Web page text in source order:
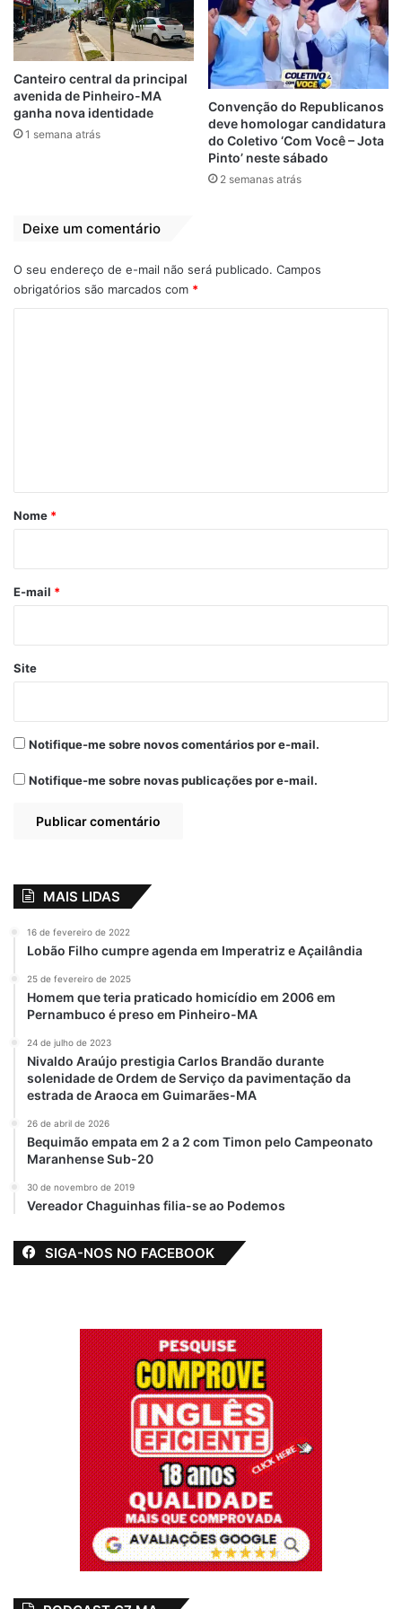
Dra. Rosária de Fátima Almeida Duarte –
Juíza de Direito
Dra. Ana Paula Carvalho – Juíza de Paz
Dra. Idália Alves do nascimento Abraão
– Delegatária do 3º Cartório.
Para a vereadora Fátima Araújo, o evento
superou as expectativas dos organizadores
realizado por dezenas de casais. Essa
casais e no ano quem vem vamos solicitar
Judiciário Maranhense mais dezenas de
vamos ajudar a fazer da melhor forma
possível”, destacou a vereadora.
Casamentos comunitários
O Projeto Casamentos Comunitários foi
instituído pelo Poder Judiciário maranhense
em 1998, idealizado pelo desembargador
Jorge Rachid. O procedimento está
disposto no Provimento N°10/2013, da
Corregedoria Geral da Justiça (CGJ-MA),
sendo os atos gratuitos. A gratuidade inclui
a expedição de 2ª via do assento de
nascimento ou casamento, se necessário.
Canteiro central da principal
avenida de Pinheiro-MA
ganha nova identidade
1 semana atrás
Convenção do Republicanos
deve homologar candidatura
do Coletivo ‘Com Você – Jota
Pinto’ neste sábado
2 semanas atrás
Deixe um comentário
O seu endereço de e-mail não será publicado. Campos
obrigatórios são marcados com *
r
*
Nome *
E-mail *
Site
Notifique-me sobre novos comentários por e-mail.
Notifique-me sobre novas publicações por e-mail.
MAIS LIDAS
16 de fevereiro de 2022
Lobão Filho cumpre agenda em Imperatriz e Açailândia
25 de fevereiro de 2025
Homem que teria praticado homicídio em 2006 em
Pernambuco é preso em Pinheiro-MA
24 de julho de 2023
Nivaldo Araújo prestigia Carlos Brandão durante
solenidade de Ordem de Serviço da pavimentação da
estrada de Araoca em Guimarães-MA
26 de abril de 2026
Bequimão empata em 2 a 2 com Timon pelo Campeonato
Maranhense Sub-20
30 de novembro de 2019
Vereador Chaguinhas filia-se ao Podemos
SIGA-NOS NO FACEBOOK